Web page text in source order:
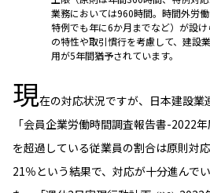
国内株式議決権行使の方針と判断
業務においては960時間。時間外労
特例でも年に6か月までなど）が設
の特性や取引慣行を考慮して、建設
用が5年間猶予されています。
現在の対応状況ですが、日本建設業
「会員企業労働時間調査報告書-2022
を超過している従業員の割合は原則対
21％という結果で、対応が十分進んで